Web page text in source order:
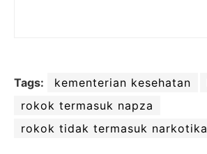
Tags: kementerian kesehatan
rokok termasuk napza
rokok tidak termasuk narkotika